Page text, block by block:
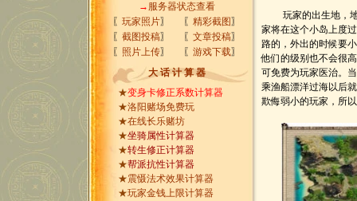
→ 服务器状态查看
〖玩家照片〗 〖精彩截图 〗
〖截图投稿〗 〖文章投稿〗
〖 照片上传〗 〖游戏下载〗
大 话 计 算 器
★变身卡修正系数计算器
★洛阳赌场免费玩
★在线长乐赌坊
★坐骑属性计算器
★转生修正计算器
★帮派抗性计算器
★震慑法术效果计算器
★玩家金钱上限计算器
玩家的出生地，地
家将在这个小岛上度
路的，外出的时候要
他们的级别也不会很
可免费为玩家医治。
乘渔船漂洋过海以后
欺侮弱小的玩家，所